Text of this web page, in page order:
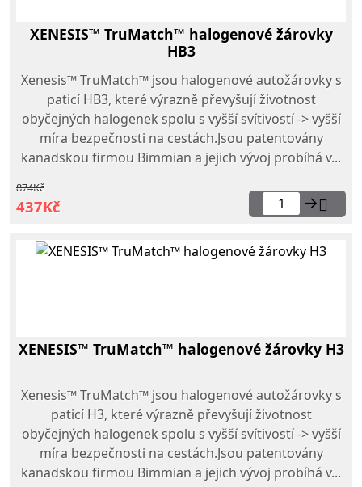
XENESIS™ TruMatch™ halogenové žárovky
HB3
Xenesis™ TruMatch™ jsou halogenové autožárovky s
paticí HB3, které výrazně převyšují životnost
obyčejných halogenek spolu s vyšší svítivostí -> vyšší
míra bezpečnosti na cestách.Jsou patentovány
kanadskou firmou Bimmian a jejich vývoj probíhá v...
874Kč
437Kč →
XENESIS™ TruMatch™ halogenové žárovky H3
Xenesis™ TruMatch™ jsou halogenové autožárovky s
paticí H3, které výrazně převyšují životnost
obyčejných halogenek spolu s vyšší svítivostí -> vyšší
míra bezpečnosti na cestách.Jsou patentovány
kanadskou firmou Bimmian a jejich vývoj probíhá v...